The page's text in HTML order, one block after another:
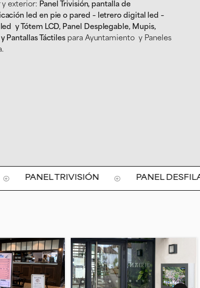
y exterior: Panel Trivisión, pantalla de
led en pie o pared – letrero digital led –
led y Tótem LCD, Panel Desplegable, Mupis,
Pantallas Táctiles para Ayuntamiento y Paneles
PANEL TRIVISIÓN PANEL